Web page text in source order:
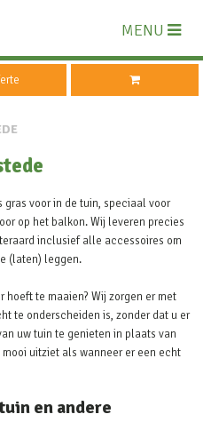
MENU
gras voor in de tuin, speciaal voor
op het balkon. Wij leveren precies
inclusief alle accessoires om
(laten) leggen.
hoeft te maaien? Wij zorgen er met
te onderscheiden is, zonder dat u er
uw tuin te genieten in plaats van
uitziet als wanneer er een echt
en andere